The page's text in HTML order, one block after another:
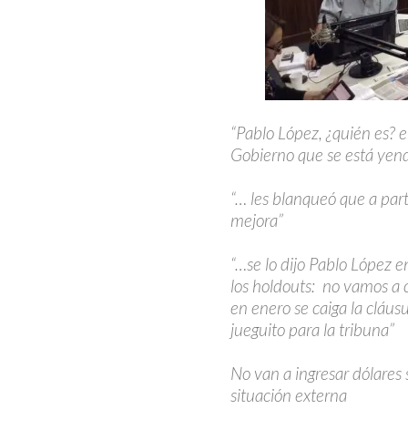
“Pablo López, ¿quién
Gobierno que se está
“… les blanqueó que a
mejora”
“…se lo dijo Pablo López
los holdouts: no vamos a
en enero se caiga la
jueguito para la tribuna”
No van a ingresar
situación externa